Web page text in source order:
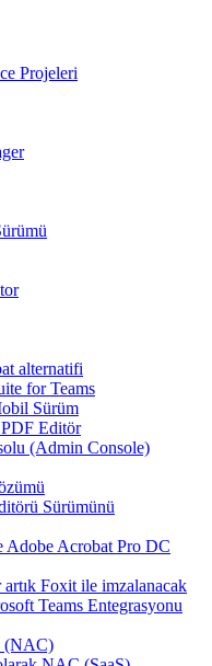
Projeleri
alternatifi
for Teams
Sürüm
Editör
(Admin Console)
Sürümünü
Acrobat Pro DC
Foxit ile imzalanacak
Teams Entegrasyonu
(NAC)